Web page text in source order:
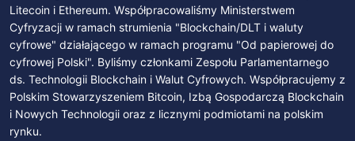
Litecoin i Ethereum. Współpracowaliśmy Ministerstwem
Cyfryzacji w ramach strumienia "Blockchain/DLT i waluty
cyfrowe" działającego w ramach programu "Od papierowej do
cyfrowej Polski". Byliśmy członkami Zespołu Parlamentarnego
ds. Technologii Blockchain i Walut Cyfrowych. Współpracujemy z
Polskim Stowarzyszeniem Bitcoin, Izbą Gospodarczą Blockchain
i Nowych Technologii oraz z licznymi podmiotami na polskim
rynku.